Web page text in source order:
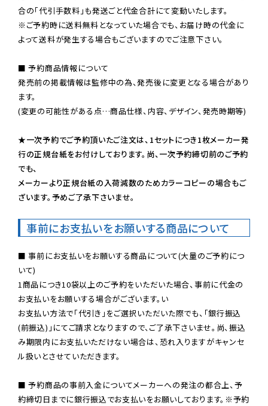
※ご予約時に送料無料となっていた場合でも、お届け時の代金に
よって送料が発生する場合もございますのでご注意下さい。
■ 予約商品情報について
発売前の掲載情報は監修中の為、発売後に変更となる場合があり
ます。
(変更の可能性がある点…商品仕様、内容、デザイン、発売時期等)
★一次予約でご予約頂いたご注文は、1セットにつき1枚メーカー発
行の正規台紙をお付けしております。尚、一次予約締切前のご予約
でも、
メーカーより正規台紙の入荷減数のためカラーコピーの場合もご
ざいます。予めご了承下さいませ。
事前にお支払いをお願いする商品について
■ 事前にお支払いをお願いする商品について(大量のご予約につ
いて)
1商品につき10袋以上のご予約をいただいた場合、事前に代金の
お支払いをお願いする場合がございます。い
お支払い方法で「代引き」をご選択いただいた際でも、「銀行振込
(前振込)」にてご請求となりますので、ご了承下さいませ。尚、振込
み期限内にお支払いただけない場合は、恐れ入りますがキャンセ
ル扱いとさせていただきます。
■ 予約商品の事前入金についてメーカーへの発注の都合上、予
約締切日までに銀行振込でお支払いをお願いしております。※予約